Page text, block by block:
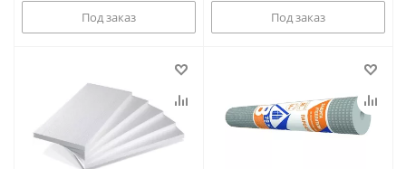
Под заказ Под заказ